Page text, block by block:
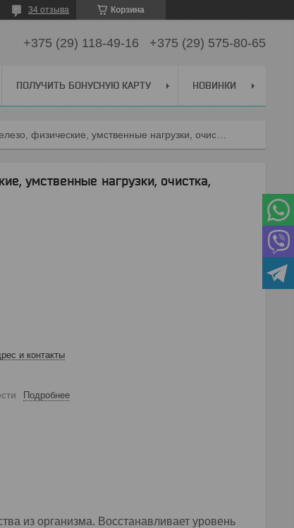
Корзина
34 отзыва
+375 (29) 118-49-16 +375 (29) 575-80-65
ПОЛУЧИТЬ БОНУСНУЮ КАРТУ НОВИНКИ
умственные нагрузки, очистка,
и контакты
Подробнее
из организма. Восстанавливает уровень